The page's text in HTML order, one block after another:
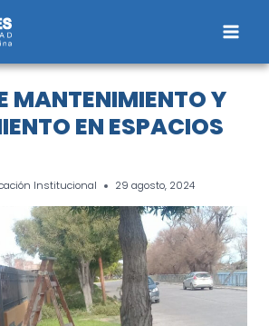
MANTENIMIENTO Y
EN ESPACIOS
Institucional 29 agosto, 2024